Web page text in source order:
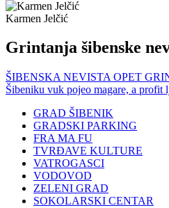
Karmen Jelčić
Grintanja šibenske
ŠIBENSKA NEVISTA OPET
Šibeniku vuk pojeo magare, a profit
GRAD ŠIBENIK
GRADSKI PARKING
FRA MA FU
TVRĐAVE KULTURE
VATROGASCI
VODOVOD
ZELENI GRAD
SOKOLARSKI CENTAR